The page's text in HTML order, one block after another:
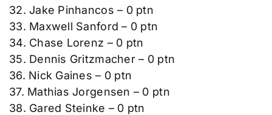
32. Jake Pinhancos – 0 ptn
33. Maxwell Sanford – 0 ptn
34. Chase Lorenz – 0 ptn
35. Dennis Gritzmacher – 0 ptn
36. Nick Gaines – 0 ptn
37. Mathias Jorgensen – 0 ptn
38. Gared Steinke – 0 ptn